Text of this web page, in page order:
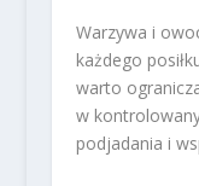
Warzywa i
każdego
warto
w
podjadania i